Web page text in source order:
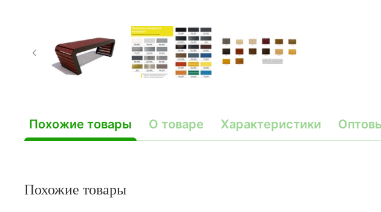
Похожие товары О товаре Характеристики
Похожие товары